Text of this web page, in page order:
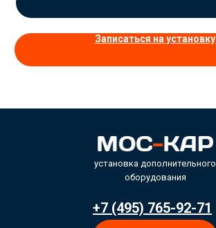
Записаться на установку
+7 (495) 765-92-71
установка дополнительного
оборудования